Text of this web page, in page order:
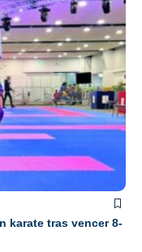
karate tras vencer 8-